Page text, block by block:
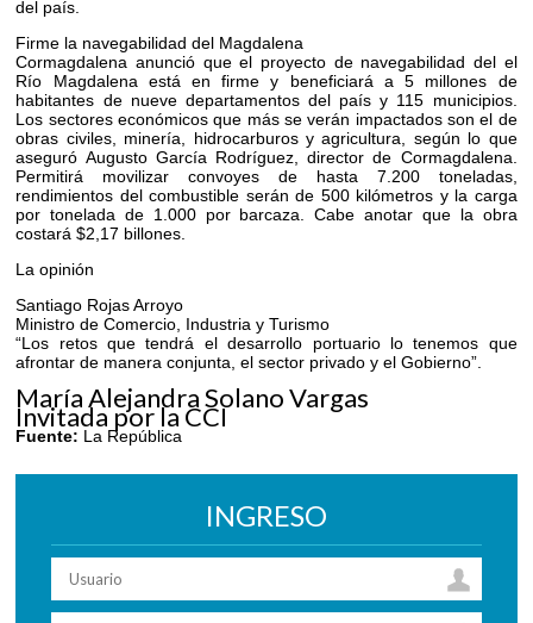
del país.
Firme la navegabilidad del Magdalena
Cormagdalena anunció que el proyecto de navegabilidad del el
Río Magdalena está en firme y beneficiará a 5 millones de
habitantes de nueve departamentos del país y 115 municipios.
Los sectores económicos que más se verán impactados son el de
obras civiles, minería, hidrocarburos y agricultura, según lo que
aseguró Augusto García Rodríguez, director de Cormagdalena.
Permitirá movilizar convoyes de hasta 7.200 toneladas,
rendimientos del combustible serán de 500 kilómetros y la carga
por tonelada de 1.000 por barcaza. Cabe anotar que la obra
costará $2,17 billones.
La opinión
Santiago Rojas Arroyo
Ministro de Comercio, Industria y Turismo
“Los retos que tendrá el desarrollo portuario lo tenemos que
afrontar de manera conjunta, el sector privado y el Gobierno”.
María Alejandra Solano Vargas
Invitada por la CCI
Fuente: La República
INGRESO